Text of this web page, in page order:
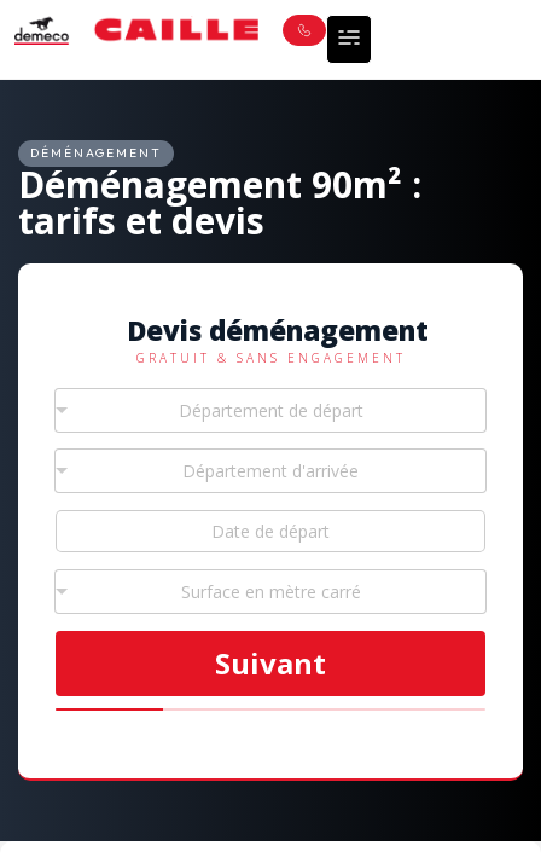
DÉMÉNAGEMENT
Déménagement 90m² :
tarifs et devis
Devis déménagement
GRATUIT & SANS ENGAGEMENT
Département de départ
Département d'arrivée
Surface en mètre carré
Suivant